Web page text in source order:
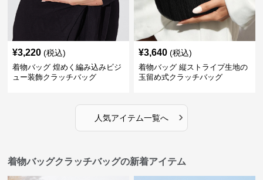
¥3,220 (税込)
着物バッグ 煌めく編み込みビジ
ュー装飾クラッチバッグ
¥3,640 (税込)
着物バッグ 縦ストライプ生地の
玉留め式クラッチバッグ
人気アイテム一覧へ ›
着物バッグクラッチバッグの新着アイテム